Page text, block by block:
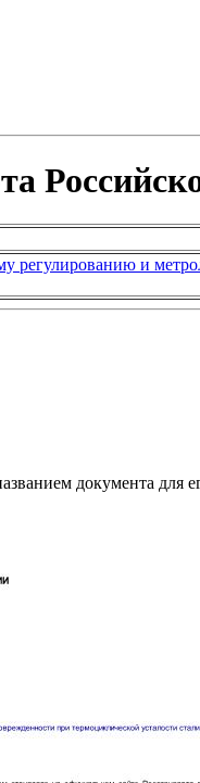
регулированию и
документа для